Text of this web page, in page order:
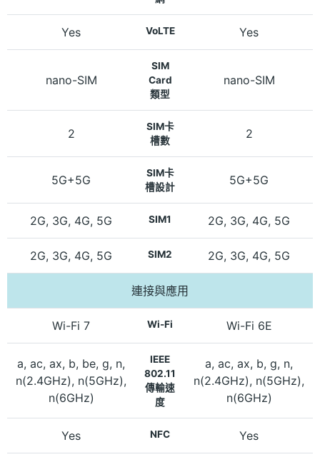
Yes VoLTE Yes
nano-SIM
SIM
Card
類型
nano-SIM
2
SIM卡
槽數
2
5G+5G
SIM卡
槽設計
5G+5G
2G, 3G, 4G, 5G SIM1 2G, 3G, 4G, 5G
2G, 3G, 4G, 5G SIM2 2G, 3G, 4G, 5G
連接與應用
Wi-Fi 7 Wi-Fi Wi-Fi 6E
a, ac, ax, b, be, g, n,
n(2.4GHz), n(5GHz),
n(6GHz)
IEEE
802.11
傳輸速
度
a, ac, ax, b, g, n,
n(2.4GHz), n(5GHz),
n(6GHz)
Yes NFC Yes